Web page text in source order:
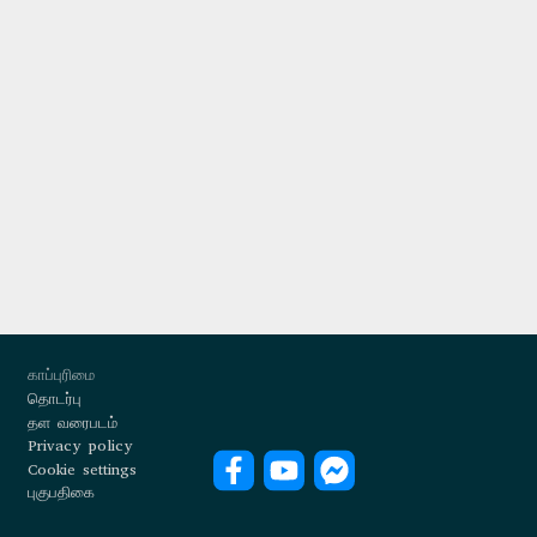
Footer
காப்புரிமை
தொடர்பு
தள வரைபடம்
Privacy policy
Cookie settings
புகுபதிகை